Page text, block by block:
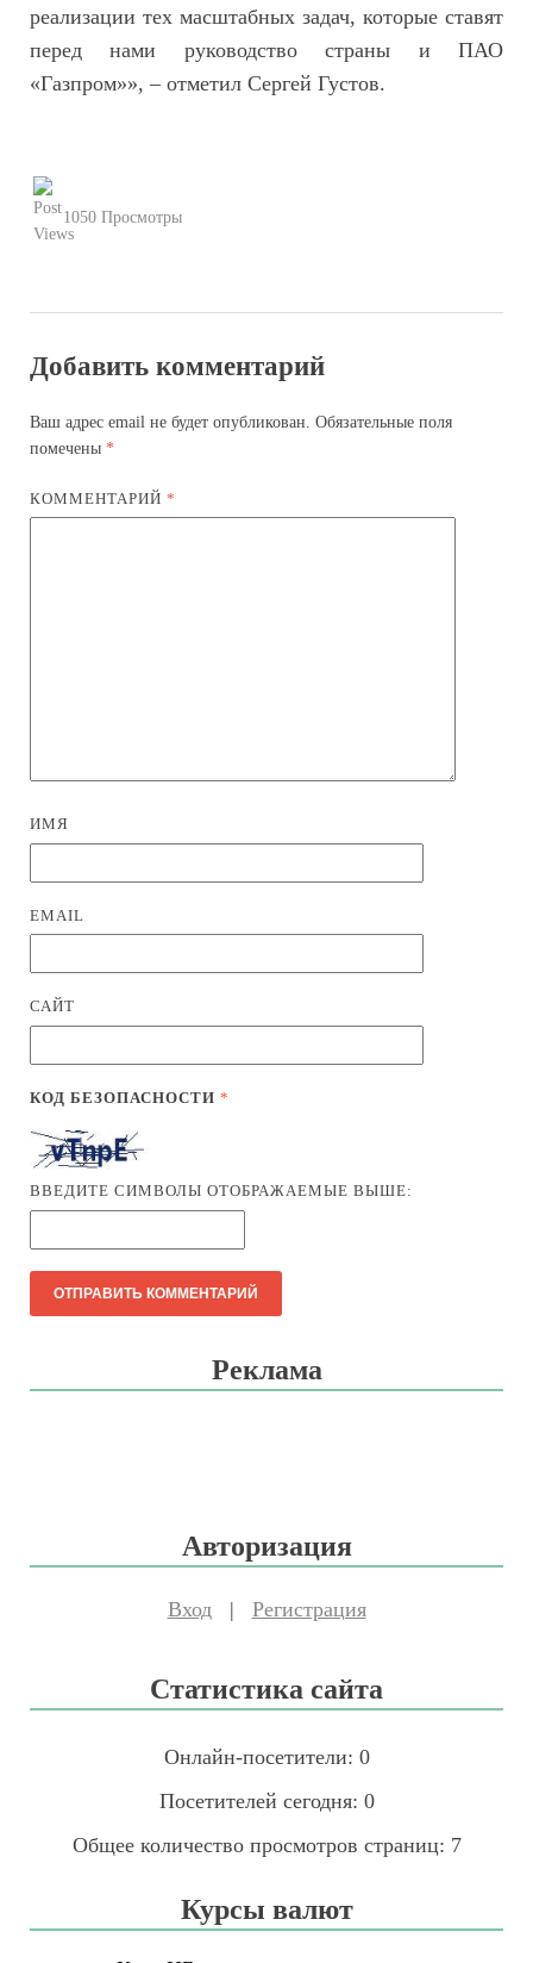
реализации тех масштабных задач, которые ставят
перед нами руководство страны и ПАО
«Газпром»», – отметил Сергей Густов.
1050 Просмотры
Добавить комментарий
Ваш адрес email не будет опубликован. Обязательные поля
помечены *
КОММЕНТАРИЙ*
ИМЯ
EMAIL
САЙТ
КОД БЕЗОПАСНОСТИ*
ВВЕДИТЕ СИМВОЛЫ ОТОБРАЖАЕМЫЕ ВЫШЕ:
Реклама
Авторизация
Вход| Регистрация
Статистика сайта
Онлайн-посетители: 0
Посетителей сегодня: 0
Общее количество просмотров страниц: 7
Курсы валют